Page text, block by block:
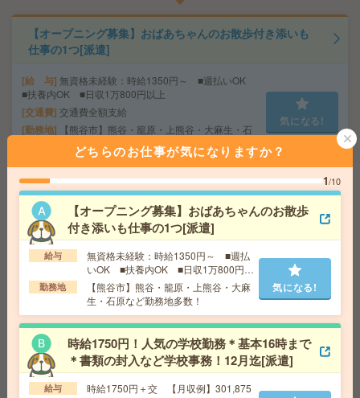
【オープニング募集】おばあちゃんのお散歩付き添いも
仕事の1つ[派遣]
給 与 無資格未経験：時給1350円～ ■週払いOK
■扶養内OK ■日収1万800円以上
交通費 交通費全額支給
勤務地
【熊谷市】熊谷・籠原・上熊谷・大麻生・石
気になる!
時給1750円！人気の学校勤務＊基本16時まで＊書類の封
入など学校事務！12月迄[派遣]
給 与
時給1750円＋交 【月収例】301,875円～ ■
給与の前払いが可能な速払いサービスあり
交通費支給あり
勤務地 東京都千代田区 中央・総武線各停 飯田橋駅
気になる!
完全在宅＊時給1900円！週4日＆10-15時半勤務！人材サ
ービス企業で営業事務[派遣]
給 与 時給1900円～2100円＋交 ■給与の前払いが
どちらのお仕事が気になりますか？
1/10
【オープニング募集】おばあちゃんのお散歩
付き添いも仕事の1つ[派遣]
給与
無資格未経験：時給1350円～ ■週払
いOK ■扶養内OK ■日収1万800円以
上
勤務地
【熊谷市】熊谷・籠原・上熊谷・大麻
生・石原など勤務地多数！
気になる!
時給1750円！人気の学校勤務＊基本16時まで
＊書類の封入など学校事務！12月迄[派遣]
給与
時給1750円＋交 【月収例】301,875